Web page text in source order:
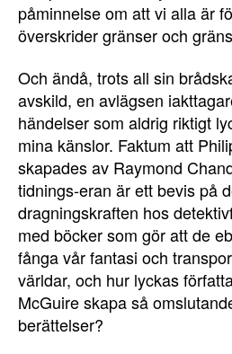
påminnelse om att vi alla är
överskrider gränser och
Och ändå, trots all sin
avskild, en avlägsen
händelser som aldrig riktigt
mina känslor. Faktum att
skapades av Raymond
tidnings-eran är ett bevis på
dragningskraften hos
med böcker som gör att de
fånga vår fantasi och
världar, och hur lyckas
McGuire skapa så
berättelser?